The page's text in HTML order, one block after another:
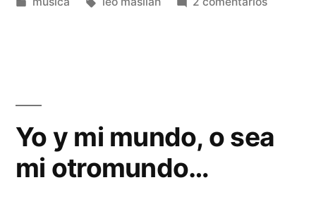
Yo y mi mundo, o sea
mi otromundo…